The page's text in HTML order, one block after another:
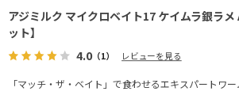
アジミルク マイクロベイト17 ケイムラ銀ラ
ット】
4.0（1） レビューを見る
「マッチ・ザ・ベイト」で食わせるエキスパートワー